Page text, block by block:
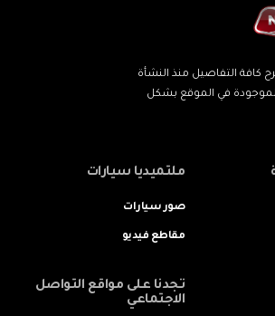
كافة التفاصيل منذ النشأة
في الموقع بشكل
ملتميديا سيارات
صور سيارات
مقاطع فيديو
تجدنا على مواقع التواصل
الاجتماعي